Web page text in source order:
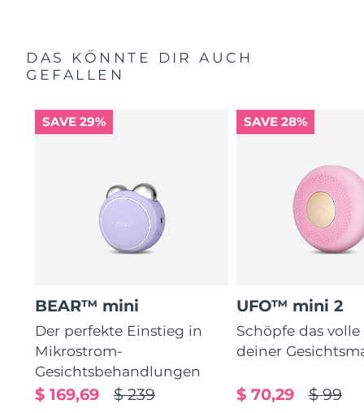
DAS KÖNNTE DIR AUCH
GEFALLEN
SAVE 29%
BEAR™ mini
Der perfekte Einstieg in
Mikrostrom-
Gesichtsbehandlungen
$ 239
$ 169,69
SAVE 28%
UFO™ mini 2
Schöpfe das
deiner
$ 99
$ 70,29